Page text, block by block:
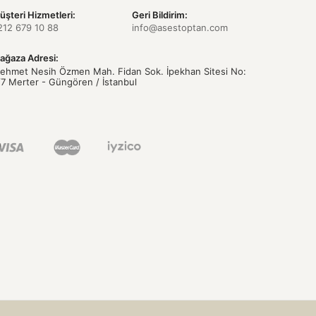
Hizmetleri:
679 10 88
Geri Bildirim:
info@asestoptan.com
Adresi:
Nesih Özmen Mah. Fidan Sok. İpekhan Sitesi No:
Merter - Güngören / İstanbul